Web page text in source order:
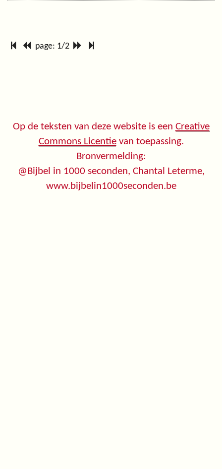
page: 1/2
Op de teksten van deze website is een Creative
Commons Licentievan toepassing.
Bronvermelding:
@Bijbel in 1000 seconden, Chantal Leterme,
www.bijbelin1000seconden.be